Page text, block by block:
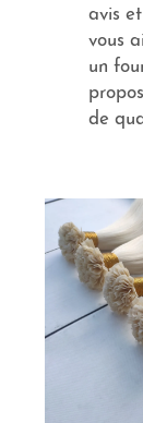
avis
vous
un
de